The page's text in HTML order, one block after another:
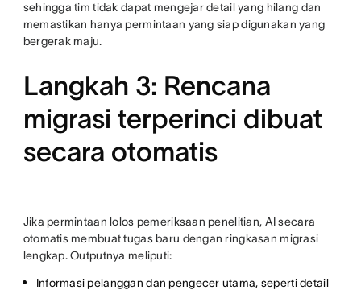
sehingga tim tidak dapat mengejar detail yang hilang dan
memastikan hanya permintaan yang siap digunakan yang
bergerak maju.
Langkah 3: Rencana
migrasi terperinci dibuat
secara otomatis
Jika permintaan lolos pemeriksaan penelitian, AI secara
otomatis membuat tugas baru dengan ringkasan migrasi
lengkap. Outputnya meliputi:
Informasi pelanggan dan pengecer utama, seperti detail